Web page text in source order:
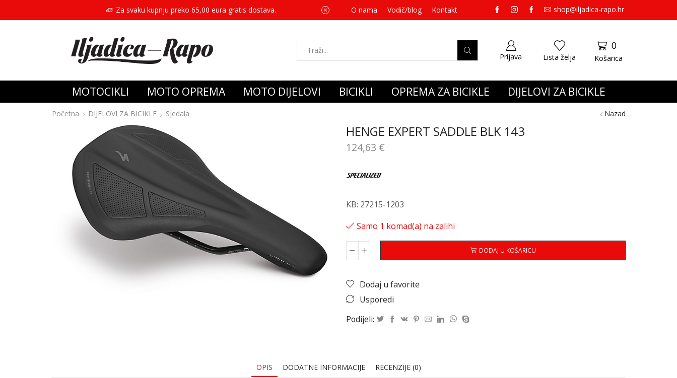
Za svaku kupnju preko 65,00 eura gratis dostava. Za svaku kupnju preko 65,00 eura gratis dostava.
O nama Vodič/blog Kontakt shop@iljadica-rapo.hr
Prijava Lista želja
0
Košarica
MOTOCIKLI MOTO OPREMA MOTO DIJELOVI BICIKLI OPREMA ZA BICIKLE DIJELOVI ZA BICIKLE
Početna DIJELOVI ZA BICIKLE Sjedala Nazad
HENGE EXPERT SADDLE BLK 143
124,63 €
KB: 27215-1203
Samo 1 komad(a) na zalihi
DODAJ U KOŠARICU
Dodaj u favorite
Usporedi
Podijeli:
OPIS DODATNE INFORMACIJE RECENZIJE (0)